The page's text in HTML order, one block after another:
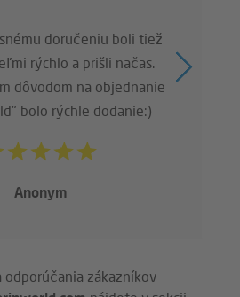
doručeniu boli tiež
rýchlo a prišli načas.
dôvodom na objednanie
bolo rýchle dodanie:)
Anonym
odporúčania zákazníkov